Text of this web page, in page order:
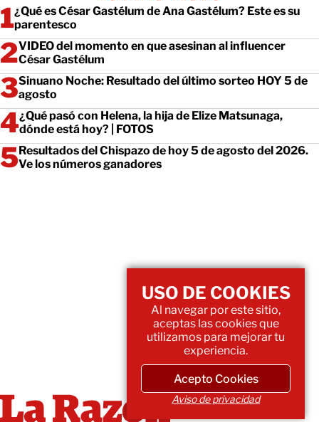
¿Qué es César Gastélum de Ana Gastélum? Este es su
parentesco
VIDEO del momento en que asesinan al influencer
César Gastélum
Sinuano Noche: Resultado del último sorteo HOY 5 de
agosto
¿Qué pasó con Helena, la hija de Elize Matsunaga,
dónde está hoy? | FOTOS
Resultados del Chispazo de hoy 5 de agosto del 2026.
Ve los números ganadores
USO DE COOKIES
Al navegar por este sitio,
aceptas las cookies que
utilizamos para mejorar tu
experiencia.
Acepto Cookies
Aviso de privacidad